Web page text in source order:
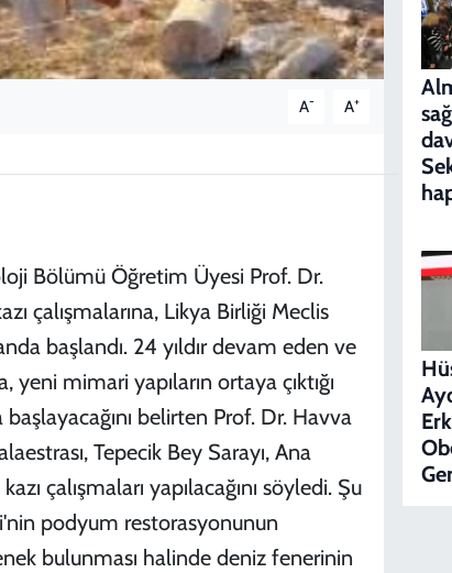
A- A+
Bölümü Öğretim Üyesi Prof. Dr.
çalışmalarına, Likya Birliği Meclis
başlandı. 24 yıldır devam eden ve
yeni mimari yapıların ortaya çıktığı
belirten Prof. Dr. Havva
Tepecik Bey Sarayı, Ana
çalışmaları yapılacağını söyledi. Şu
podyum restorasyonunun
bulunması halinde deniz fenerinin